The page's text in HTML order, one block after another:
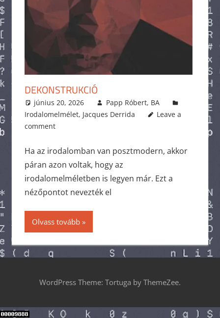
DEKONSTRUKCIÓ
június 20, 2026
Papp Róbert, BA
Irodalomelmélet, Jacques Derrida
Leave a
comment
Ha az irodalomban van posztmodern, akkor
páran azon voltak, hogy az
irodalomelméletben is legyen már. Ezt a
nézőpontot nevezték el
Olvass tovább
WordPress Theme: Tortuga by ThemeZee.